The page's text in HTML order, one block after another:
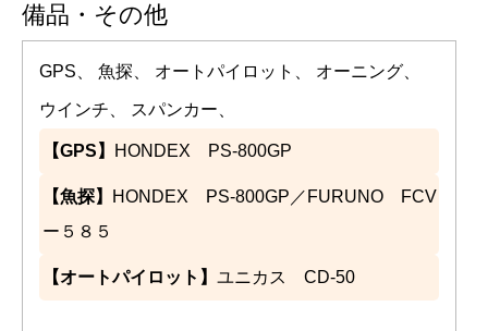
備品・その他
GPS、 魚探、 オートパイロット、 オーニング、
ウインチ、 スパンカー、
【GPS】 HONDEX PS-800GP
【魚探】
HONDEX PS-800GP／FURUNO FCV
ー５８５
【オートパイロット】 ユニカス CD-50